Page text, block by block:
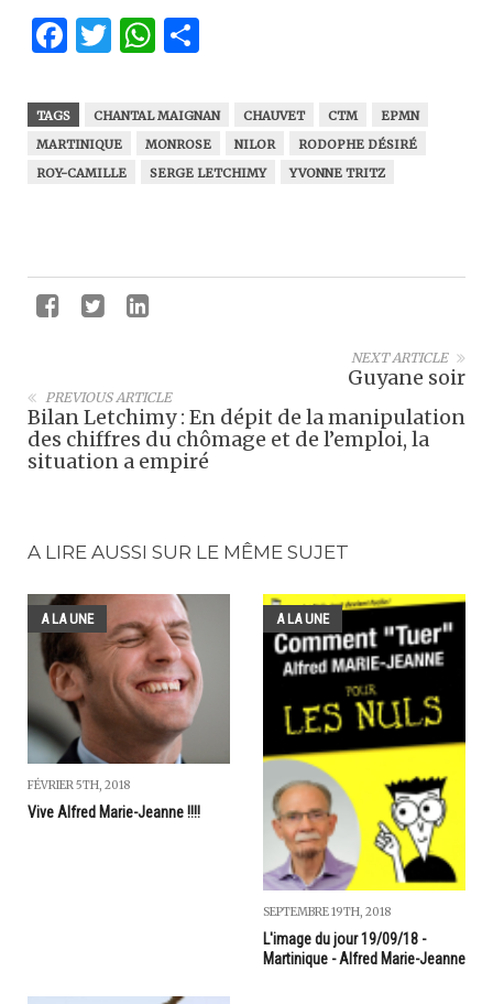
Facebook
Twitter
WhatsApp
TAGS CHANTAL MAIGNAN CHAUVET CTM
EPMN
MARTINIQUE
MONROSE NILOR
RODOPHE DÉSIRÉ
ROY-CAMILLE
SERGE LETCHIMY YVONNE TRITZ
NEXT ARTICLE
Guyane soir
PREVIOUS ARTICLE
Bilan Letchimy : En dépit de la manipulation
des chiffres du chômage et de l’emploi, la
situation a empiré
A LIRE AUSSI SUR LE MÊME SUJET
A LA UNE
FÉVRIER 5TH, 2018
Vive Alfred Marie-Jeanne !!!!
A LA UNE
SEPTEMBRE 19TH, 2018
L'image du jour 19/09/18 -
Martinique - Alfred Marie-Jeanne